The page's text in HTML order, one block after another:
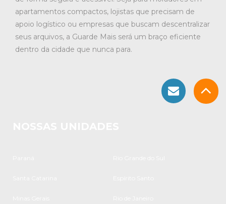
apartamentos compactos, lojistas que precisam de
apoio logístico ou empresas que buscam descentralizar
seus arquivos, a Guarde Mais será um braço eficiente
dentro da cidade que nunca para.